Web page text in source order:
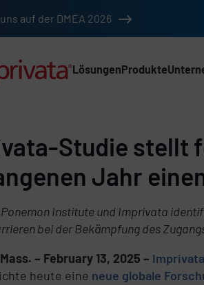
auf der DMEA 2026
LösungenProdukte
Studie stellt
Jahr
Institute und Imprivata
bei der Bekämpfung des
– February 13, 2025 – Imprivata
heute eine neue globale